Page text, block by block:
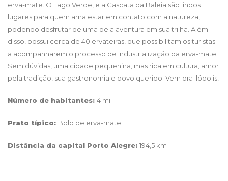
erva-mate. O Lago Verde, e a Cascata da Baleia são lindos
lugares para quem ama estar em contato com a natureza,
podendo desfrutar de uma bela aventura em sua trilha. Além
disso, possui cerca de 40 ervateiras, que possibilitam os turistas
a acompanharem o processo de industrialização da erva-mate.
Sem dúvidas, uma cidade pequenina, mas rica em cultura, amor
pela tradição, sua gastronomia e povo querido. Vem pra Ilópolis!
Número de habitantes: 4 mil
Prato típico: Bolo de erva-mate
Distância da capital Porto Alegre: 194,5 km